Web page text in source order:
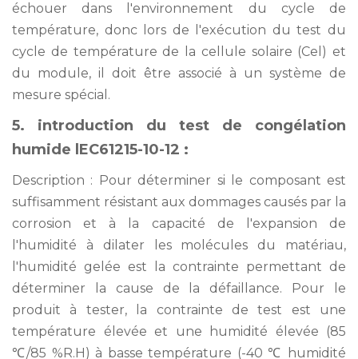
échouer dans l'environnement du cycle de
température, donc lors de l'exécution du test du
cycle de température de la cellule solaire (Cel) et
du module, il doit être associé à un système de
mesure spécial.
5. introduction du test de congélation
humide lEC61215-10-12 :
Description : Pour déterminer si le composant est
suffisamment résistant aux dommages causés par la
corrosion et à la capacité de l'expansion de
l'humidité à dilater les molécules du matériau,
l'humidité gelée est la contrainte permettant de
déterminer la cause de la défaillance. Pour le
produit à tester, la contrainte de test est une
température élevée et une humidité élevée (85
℃/85 %R.H) à basse température (-40 ℃ humidité